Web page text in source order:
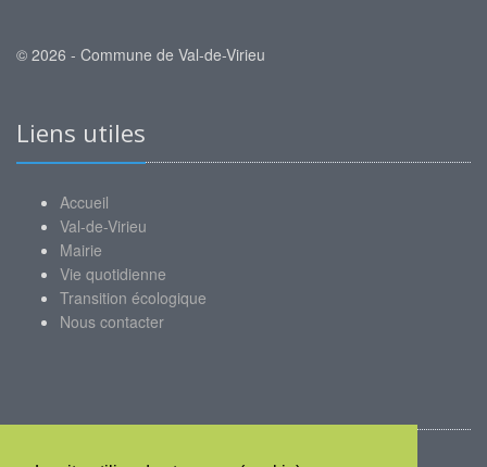
© 2026 - Commune de Val-de-Virieu
Liens utiles
Accueil
Val-de-Virieu
Mairie
Vie quotidienne
Transition écologique
Nous contacter